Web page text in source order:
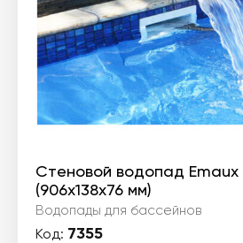
Стеновой водопад Emaux
(906х138х76 мм)
Водопады для бассейнов
Код: 7355